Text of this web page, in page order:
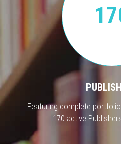
Featuring complete
170 active